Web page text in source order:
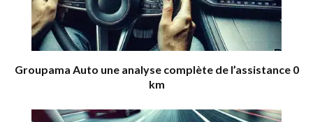
Groupama Auto une analyse complète de l’assistance 0
km